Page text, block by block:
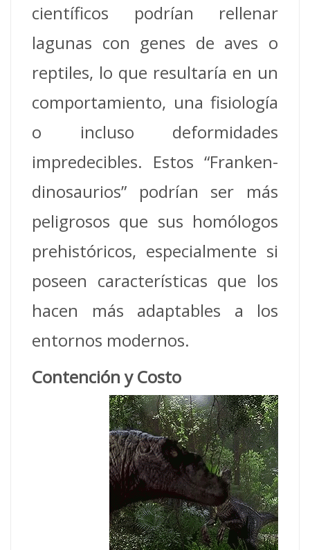
científicos podrían rellenar
lagunas con genes de aves o
reptiles, lo que resultaría en un
comportamiento, una fisiología
o incluso deformidades
impredecibles. Estos “Franken-
dinosaurios” podrían ser más
peligrosos que sus homólogos
prehistóricos, especialmente si
poseen características que los
hacen más adaptables a los
entornos modernos.
Contención y Costo